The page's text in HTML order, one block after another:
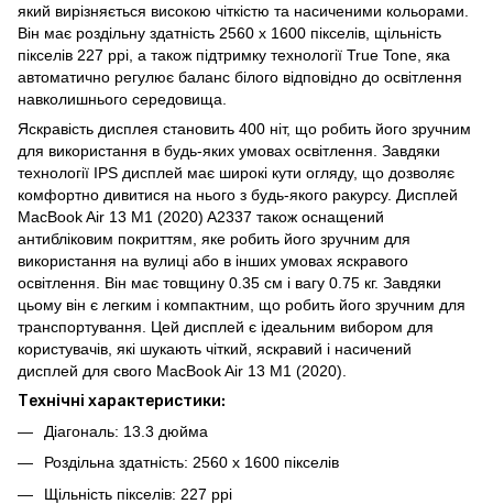
який вирізняється високою чіткістю та насиченими кольорами.
Він має роздільну здатність 2560 x 1600 пікселів, щільність
пікселів 227 ppi, а також підтримку технології True Tone, яка
автоматично регулює баланс білого відповідно до освітлення
навколишнього середовища.
Яскравість дисплея становить 400 ніт, що робить його зручним
для використання в будь-яких умовах освітлення. Завдяки
технології IPS дисплей має широкі кути огляду, що дозволяє
комфортно дивитися на нього з будь-якого ракурсу. Дисплей
MacBook Air 13 M1 (2020) A2337 також оснащений
антибліковим покриттям, яке робить його зручним для
використання на вулиці або в інших умовах яскравого
освітлення. Він має товщину 0.35 см і вагу 0.75 кг. Завдяки
цьому він є легким і компактним, що робить його зручним для
транспортування. Цей дисплей є ідеальним вибором для
користувачів, які шукають чіткий, яскравий і насичений
дисплей для свого MacBook Air 13 M1 (2020).
Технічні характеристики:
Діагональ: 13.3 дюйма
Роздільна здатність: 2560 x 1600 пікселів
Щільність пікселів: 227 ppi